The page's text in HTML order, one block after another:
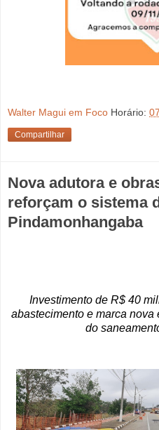
Walter Magui em Foco Horário:
Compartilhar
Nova adutora e
reforçam o sistema
Pindamonhangaba
Investimento de R$ 40
abastecimento e marca
do